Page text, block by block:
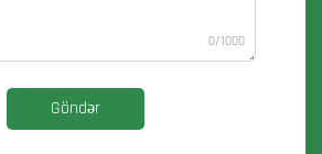
0/1000
Göndər